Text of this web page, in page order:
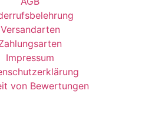
Versandarten
Impressum
von Bewertungen